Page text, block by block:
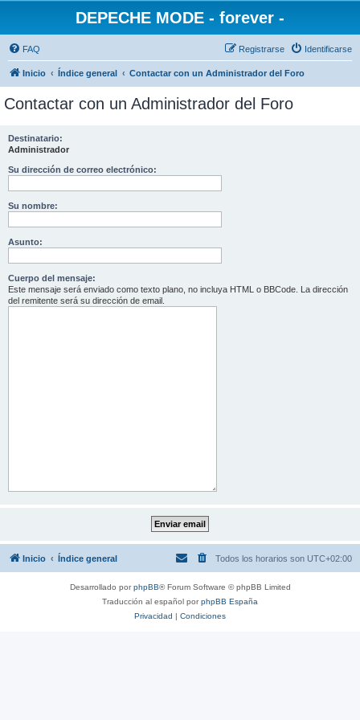
DEPECHE MODE - forever -
FAQ Identificarse
Registrarse
Inicio Índice general Contactar con un Administrador del Foro
Contactar con un Administrador del Foro
Destinatario:
Administrador
Su dirección de correo electrónico:
Su nombre:
Asunto:
Cuerpo del mensaje:
Este mensaje será enviado como texto plano, no incluya HTML o BBCode. La dirección
del remitente será su dirección de email.
Inicio Índice general Todos los horarios son UTC+02:00
Desarrollado porphpBB® Forum Software © phpBB Limited
Traducción al español porphpBB España
Privacidad | Condiciones